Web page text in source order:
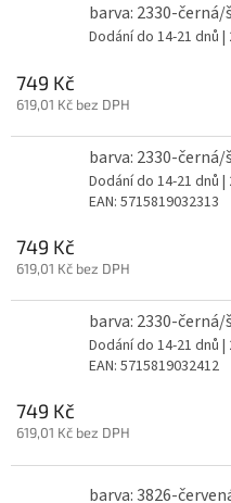
barva: 2330-černá/
Dodání do 14-21 dnů |
749 Kč
619,01 Kč bez DPH
barva: 2330-černá/
Dodání do 14-21 dnů |
EAN: 5715819032313
749 Kč
619,01 Kč bez DPH
barva: 2330-černá/
Dodání do 14-21 dnů |
EAN: 5715819032412
749 Kč
619,01 Kč bez DPH
barva: 3826-